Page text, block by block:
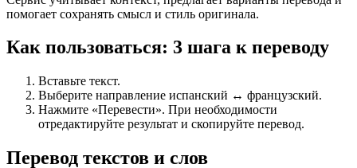
помогает сохранять смысл и стиль оригинала.
Как пользоваться: 3 шага к переводу
Вставьте текст.
Выберите направление испанский ↔ французский.
Нажмите «Перевести». При необходимости
отредактируйте результат и скопируйте перевод.
Перевод текстов и слов